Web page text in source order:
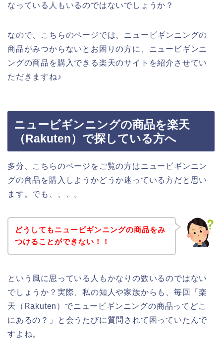
なっている人もいるのではないでしょうか？
なので、こちらのページでは、ニュービギンニングの
商品がみつからないとお困りの方に、ニュービギンニ
ングの商品を購入できる楽天のサイトを紹介させてい
ただきますね♪
ニュービギンニングの商品を楽天
（Rakuten）で探している方へ
多分、こちらのページをご覧の方はニュービギンニン
グの商品を購入しようかどうか迷っている方だと思い
ます。でも、、、。
どうしてもニュービギンニングの商品をみ
つけることができない！！
という風に思っている人もかなりの数いるのではない
でしょうか？実際、私の知人や家族からも、毎回「楽
天（Rakuten）でニュービギンニングの商品ってどこ
にあるの？」と会うたびに質問されて困っていたんで
すよね。